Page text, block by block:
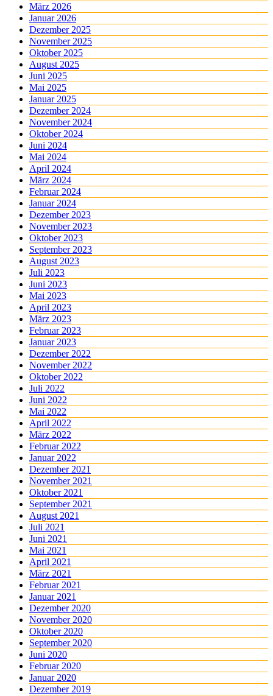
März 2026
Januar 2026
Dezember 2025
November 2025
Oktober 2025
August 2025
Juni 2025
Mai 2025
Januar 2025
Dezember 2024
November 2024
Oktober 2024
Juni 2024
Mai 2024
April 2024
März 2024
Februar 2024
Januar 2024
Dezember 2023
November 2023
Oktober 2023
September 2023
August 2023
Juli 2023
Juni 2023
Mai 2023
April 2023
März 2023
Februar 2023
Januar 2023
Dezember 2022
November 2022
Oktober 2022
Juli 2022
Juni 2022
Mai 2022
April 2022
März 2022
Februar 2022
Januar 2022
Dezember 2021
November 2021
Oktober 2021
September 2021
August 2021
Juli 2021
Juni 2021
Mai 2021
April 2021
März 2021
Februar 2021
Januar 2021
Dezember 2020
November 2020
Oktober 2020
September 2020
Juni 2020
Februar 2020
Januar 2020
Dezember 2019